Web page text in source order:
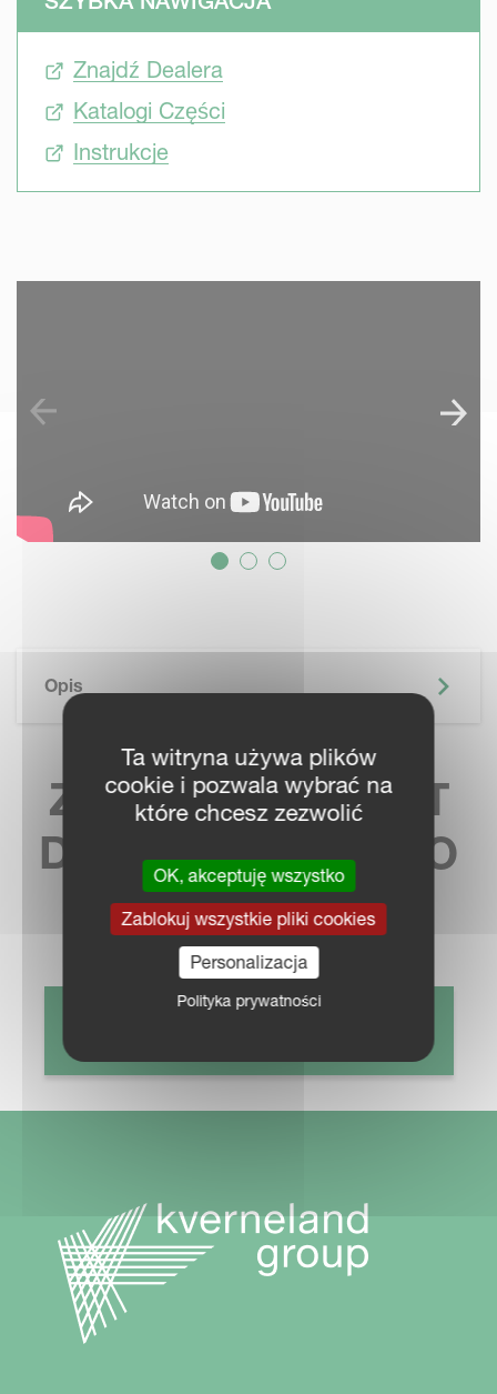
Znajdź Dealera
Katalogi Części
Instrukcje
Opis
ZNAJDŹ KONTAKT
DO NAJBLIŻSZEGO
SPRZEDAWCY
Ta witryna używa plików
cookie i pozwala wybrać na
które chcesz zezwolić
OK, akceptuję wszystko
Zablokuj wszystkie pliki cookies
Personalizacja
Polityka prywatności